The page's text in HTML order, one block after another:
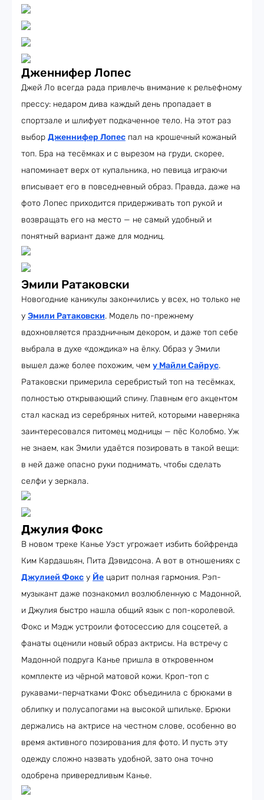
Дженнифер Лопес
Джей Ло всегда рада привлечь внимание к рельефному
прессу: недаром дива каждый день пропадает в
спортзале и шлифует подкаченное тело. На этот раз
выбор Дженнифер Лопес пал на крошечный кожаный
топ. Бра на тесёмках и с вырезом на груди, скорее,
напоминает верх от купальника, но певица играючи
вписывает его в повседневный образ. Правда, даже на
фото Лопес приходится придерживать топ рукой и
возвращать его на место — не самый удобный и
понятный вариант даже для модниц.
Эмили Ратаковски
Новогодние каникулы закончились у всех, но только не
у Эмили Ратаковски. Модель по-прежнему
вдохновляется праздничным декором, и даже топ себе
выбрала в духе «дождика» на ёлку. Образ у Эмили
вышел даже более похожим, чем у Майли Сайрус.
Ратаковски примерила серебристый топ на тесёмках,
полностью открывающий спину. Главным его акцентом
стал каскад из серебряных нитей, которыми наверняка
заинтересовался питомец модницы — пёс Колобмо. Уж
не знаем, как Эмили удаётся позировать в такой вещи:
в ней даже опасно руки поднимать, чтобы сделать
селфи у зеркала.
Джулия Фокс
В новом треке Канье Уэст угрожает избить бойфренда
Ким Кардашьян, Пита Дэвидсона. А вот в отношениях с
Джулией Фокс у Йе царит полная гармония. Рэп-
музыкант даже познакомил возлюбленную с Мадонной,
и Джулия быстро нашла общий язык с поп-королевой.
Фокс и Мэдж устроили фотосессию для соцсетей, а
фанаты оценили новый образ актрисы. На встречу с
Мадонной подруга Канье пришла в откровенном
комплекте из чёрной матовой кожи. Кроп-топ с
рукавами-перчатками Фокс объединила с брюками в
облипку и полусапогами на высокой шпильке. Брюки
держались на актрисе на честном слове, особенно во
время активного позирования для фото. И пусть эту
одежду сложно назвать удобной, зато она точно
одобрена привередливым Канье.